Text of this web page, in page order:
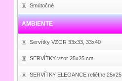
Smútočné
AMBIENTE
Servítky VZOR 33x33, 33x40
SERVÍTKY vzor 25x25 cm
SERVÍTKY ELEGANCE reliéfne 25x25